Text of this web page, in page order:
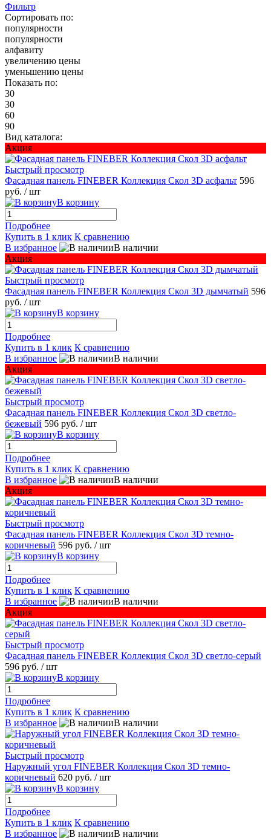
Фильтр
Сортировать по:
популярности
популярности
алфавиту
увеличению цены
уменьшению цены
Показать по:
30
30
60
90
Вид каталога:
Акция
Быстрый просмотр
Фасадная панель FINEBER Коллекция Скол 3D асфальт 596
руб. / шт
В корзину
Подробнее
Купить в 1 клик К сравнению
В избранное
В наличии
Акция
Быстрый просмотр
Фасадная панель FINEBER Коллекция Скол 3D дымчатый 596
руб. / шт
В корзину
Подробнее
Купить в 1 клик К сравнению
В избранное
В наличии
Акция
Быстрый просмотр
Фасадная панель FINEBER Коллекция Скол 3D светло-
бежевый 596 руб. / шт
В корзину
Подробнее
Купить в 1 клик К сравнению
В избранное
В наличии
Акция
Быстрый просмотр
Фасадная панель FINEBER Коллекция Скол 3D темно-
коричневый 596 руб. / шт
В корзину
Подробнее
Купить в 1 клик К сравнению
В избранное
В наличии
Акция
Быстрый просмотр
Фасадная панель FINEBER Коллекция Скол 3D светло-серый
596 руб. / шт
В корзину
Подробнее
Купить в 1 клик К сравнению
В избранное
В наличии
Быстрый просмотр
Наружный угол FINEBER Коллекция Скол 3D темно-
коричневый 620 руб. / шт
В корзину
Подробнее
Купить в 1 клик К сравнению
В избранное
В наличии